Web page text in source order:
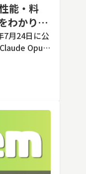
能・料
わかりや
7月24日に公
Opus
アンソロピ